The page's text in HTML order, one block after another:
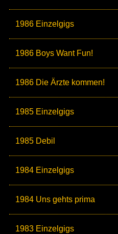
1986 Einzelgigs
1986 Boys Want Fun!
1986 Die Ärzte kommen!
1985 Einzelgigs
1985 Debil
1984 Einzelgigs
1984 Uns gehts prima
1983 Einzelgigs